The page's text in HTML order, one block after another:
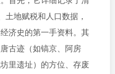
土地赋税和人口数据，
济史的第一手资料。其
古迹（如镐京、阿房
里遗址）的方位、存废